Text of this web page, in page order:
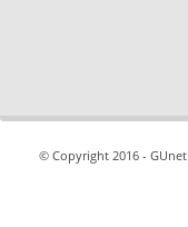
© Copyright 2016 - GUnet